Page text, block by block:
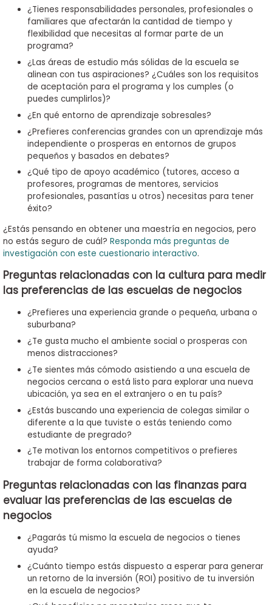
¿Tienes responsabilidades personales, profesionales o
familiares que afectarán la cantidad de tiempo y
flexibilidad que necesitas al formar parte de un
programa?
¿Las áreas de estudio más sólidas de la escuela se
alinean con tus aspiraciones? ¿Cuáles son los requisitos
de aceptación para el programa y los cumples (o
puedes cumplirlos)?
¿En qué entorno de aprendizaje sobresales?
¿Prefieres conferencias grandes con un aprendizaje más
independiente o prosperas en entornos de grupos
pequeños y basados en debates?
¿Qué tipo de apoyo académico (tutores, acceso a
profesores, programas de mentores, servicios
profesionales, pasantías u otros) necesitas para tener
éxito?
¿Estás pensando en obtener una maestría en negocios, pero
no estás seguro de cuál? Responda más preguntas de
investigación con este cuestionario interactivo.
Preguntas relacionadas con la cultura para medir
las preferencias de las escuelas de negocios
¿Prefieres una experiencia grande o pequeña, urbana o
suburbana?
¿Te gusta mucho el ambiente social o prosperas con
menos distracciones?
¿Te sientes más cómodo asistiendo a una escuela de
negocios cercana o está listo para explorar una nueva
ubicación, ya sea en el extranjero o en tu país?
¿Estás buscando una experiencia de colegas similar o
diferente a la que tuviste o estás teniendo como
estudiante de pregrado?
¿Te motivan los entornos competitivos o prefieres
trabajar de forma colaborativa?
Preguntas relacionadas con las finanzas para
evaluar las preferencias de las escuelas de
negocios
¿Pagarás tú mismo la escuela de negocios o tienes
ayuda?
¿Cuánto tiempo estás dispuesto a esperar para generar
un retorno de la inversión (ROI) positivo de tu inversión
en la escuela de negocios?